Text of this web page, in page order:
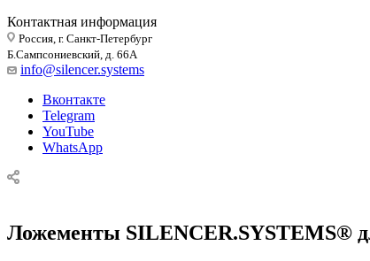
Контактная информация
Россия, г. Санкт-Петербург
Б.Сампсониевский, д. 66А
info@silencer.systems
Вконтакте
Telegram
YouTube
WhatsApp
Ложементы SILENCER.SYSTEMS®